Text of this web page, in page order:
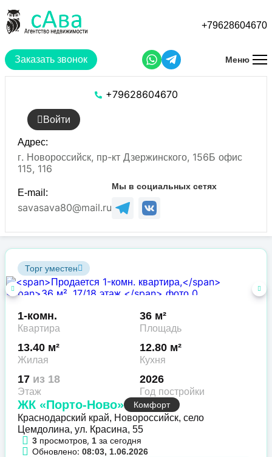
основному
Заказать звонок
+79628604670
Меню
+79628604670
Войти
Адрес:
г. Новороссийск, пр-кт Дзержинского, 156Б офис
115, 116
E-mail:
savasava80@mail.ru
Мы в социальных сетях
Торг уместен
1-комн.
Квартира
36 м²
Площадь
13.40 м²
Жилая
12.80 м²
Кухня
17 из 18
Этаж
2026
Год постройки
ЖК «Порто-Ново»
Комфорт
Краснодарский край, Новороссийск, село
Цемдолина, ул. Красина, 55
3 просмотров, 1 за сегодня
Обновлено: 08:03, 1.06.2026